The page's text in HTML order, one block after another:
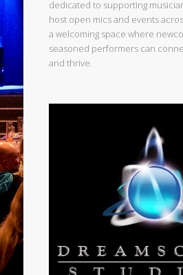
dedicated to supporting
host open mics and events
a welcoming space where
seasoned performers can
and thrive.